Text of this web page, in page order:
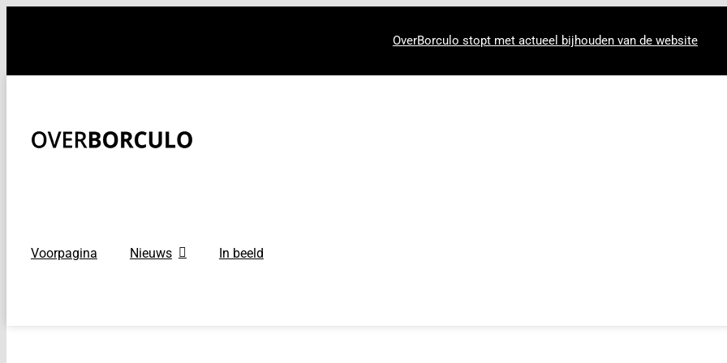
OverBorculo stopt met actueel bijhouden van de website
Voorpagina Nieuws In beeld